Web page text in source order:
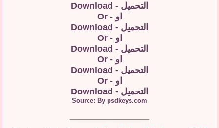
التحميل - Download
او - Or
التحميل - Download
او - Or
التحميل - Download
او - Or
التحميل - Download
او - Or
التحميل - Download
Source: By psdkeys.com